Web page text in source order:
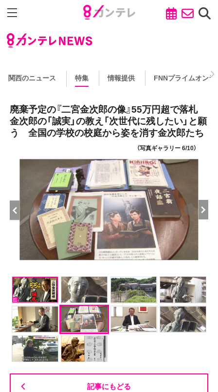
関西のニュース 特集 情報提供 FNNプライムオンラ
廃棄予定の『二宮金次郎の像』55万円超で落札
金次郎の「誠実」の教え「次世代に残したい」と願
う 全国の学校の校庭から姿を消す金次郎たち
（写真ギャラリー 6/10）
記事にもどる